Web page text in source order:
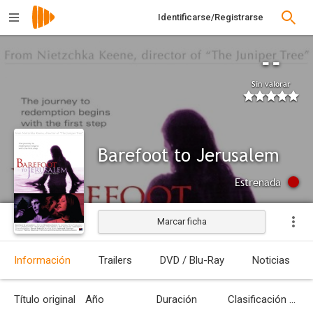
Identificarse/Registrarse
--
Sin valorar
Barefoot to Jerusalem
Estrenada
Marcar ficha
Información Trailers DVD / Blu-Ray Noticias
Título original Año Duración Clasificación por edades